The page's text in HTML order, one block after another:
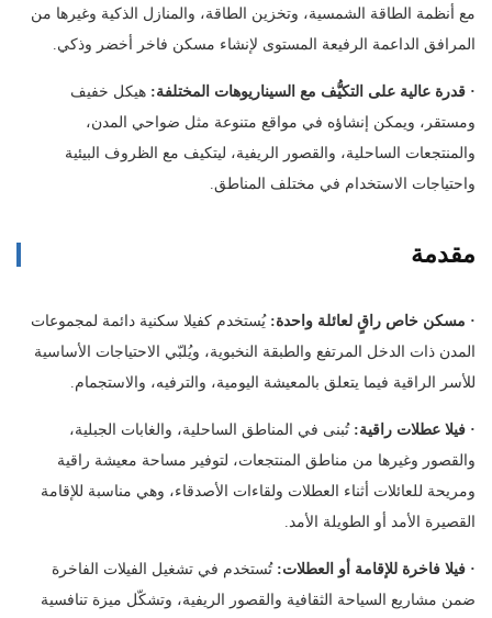
مع أنظمة الطاقة الشمسية، وتخزين الطاقة، والمنازل الذكية وغيرها من
المرافق الداعمة الرفيعة المستوى لإنشاء مسكن فاخر أخضر وذكي.
· قدرة عالية على التكيُّف مع السيناريوهات المختلفة: هيكل خفيف
ومستقر، ويمكن إنشاؤه في مواقع متنوعة مثل ضواحي المدن،
والمنتجعات الساحلية، والقصور الريفية، ليتكيف مع الظروف البيئية
واحتياجات الاستخدام في مختلف المناطق.
مقدمة
· مسكن خاص راقٍ لعائلة واحدة:يُستخدم كفيلا سكنية دائمة لمجموعات
المدن ذات الدخل المرتفع والطبقة النخبوية، ويُلبّي الاحتياجات الأساسية
للأسر الراقية فيما يتعلق بالمعيشة اليومية، والترفيه، والاستجمام.
· فيلا عطلات راقية:تُبنى في المناطق الساحلية، والغابات الجبلية،
والقصور وغيرها من مناطق المنتجعات، لتوفير مساحة معيشة راقية
ومريحة للعائلات أثناء العطلات ولقاءات الأصدقاء، وهي مناسبة للإقامة
القصيرة الأمد أو الطويلة الأمد.
· فيلا فاخرة للإقامة أو العطلات:تُستخدم في تشغيل الفيلات الفاخرة
ضمن مشاريع السياحة الثقافية والقصور الريفية، وتشكّل ميزة تنافسية